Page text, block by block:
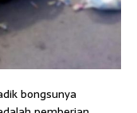
bongsunya